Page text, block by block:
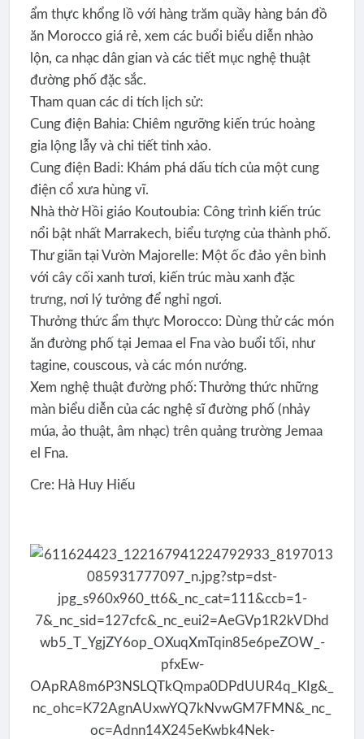
ẩm thực khổng lồ với hàng trăm quầy hàng bán đồ
ăn Morocco giá rẻ, xem các buổi biểu diễn nhào
lộn, ca nhạc dân gian và các tiết mục nghệ thuật
đường phố đặc sắc.
Tham quan các di tích lịch sử:
Cung điện Bahia: Chiêm ngưỡng kiến trúc hoàng
gia lộng lẫy và chi tiết tinh xảo.
Cung điện Badi: Khám phá dấu tích của một cung
điện cổ xưa hùng vĩ.
Nhà thờ Hồi giáo Koutoubia: Công trình kiến trúc
nổi bật nhất Marrakech, biểu tượng của thành phố.
Thư giãn tại Vườn Majorelle: Một ốc đảo yên bình
với cây cối xanh tươi, kiến trúc màu xanh đặc
trưng, nơi lý tưởng để nghỉ ngơi.
Thưởng thức ẩm thực Morocco: Dùng thử các món
ăn đường phố tại Jemaa el Fna vào buổi tối, như
tagine, couscous, và các món nướng.
Xem nghệ thuật đường phố: Thưởng thức những
màn biểu diễn của các nghệ sĩ đường phố (nhảy
múa, ảo thuật, âm nhạc) trên quảng trường Jemaa
el Fna.
Cre: Hà Huy Hiếu